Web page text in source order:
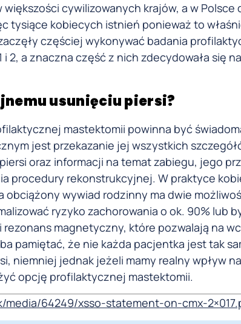
cywilizowanych krajów, a w Polsce
tysiące kobiecych istnień ponieważ to
częściej wykonywać badania
2, a znaczna część z nich zdecydowała się
usunięciu piersi?
mastektomii powinna być
jest przekazanie jej wszystkich
oraz informacji na temat zabiegu, jego
procedury rekonstrukcyjnej. W praktyce
wywiad rodzinny ma dwie
ryzyko zachorowania o ok. 90% lub
magnetyczny, które pozwalają na
pamiętać, że nie każda pacjentka jest tak
niemniej jednak jeżeli mamy realny wpływ
opcję profilaktycznej mastektomii.
64249/xsso-statement-on-cmx-